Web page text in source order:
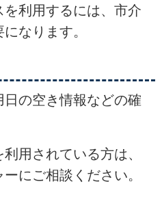
利用するには、市介
なります。
の空き情報などの確
用されている方は、
にご相談ください。